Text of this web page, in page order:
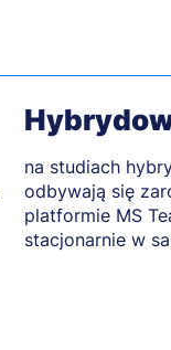
na studiach
odbywają się
platformie MS
stacjonarnie w